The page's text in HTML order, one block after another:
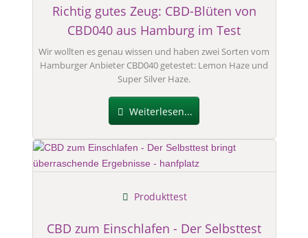
Richtig gutes Zeug: CBD-Blüten von
CBD040 aus Hamburg im Test
Wir wollten es genau wissen und haben zwei Sorten vom
Hamburger Anbieter CBD040 getestet: Lemon Haze und
Super Silver Haze.
Weiterlesen...
CBD zum Einschlafen - Der Selbsttest
Produkttest